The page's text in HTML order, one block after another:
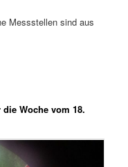
Messstellen sind aus
Woche vom 18.